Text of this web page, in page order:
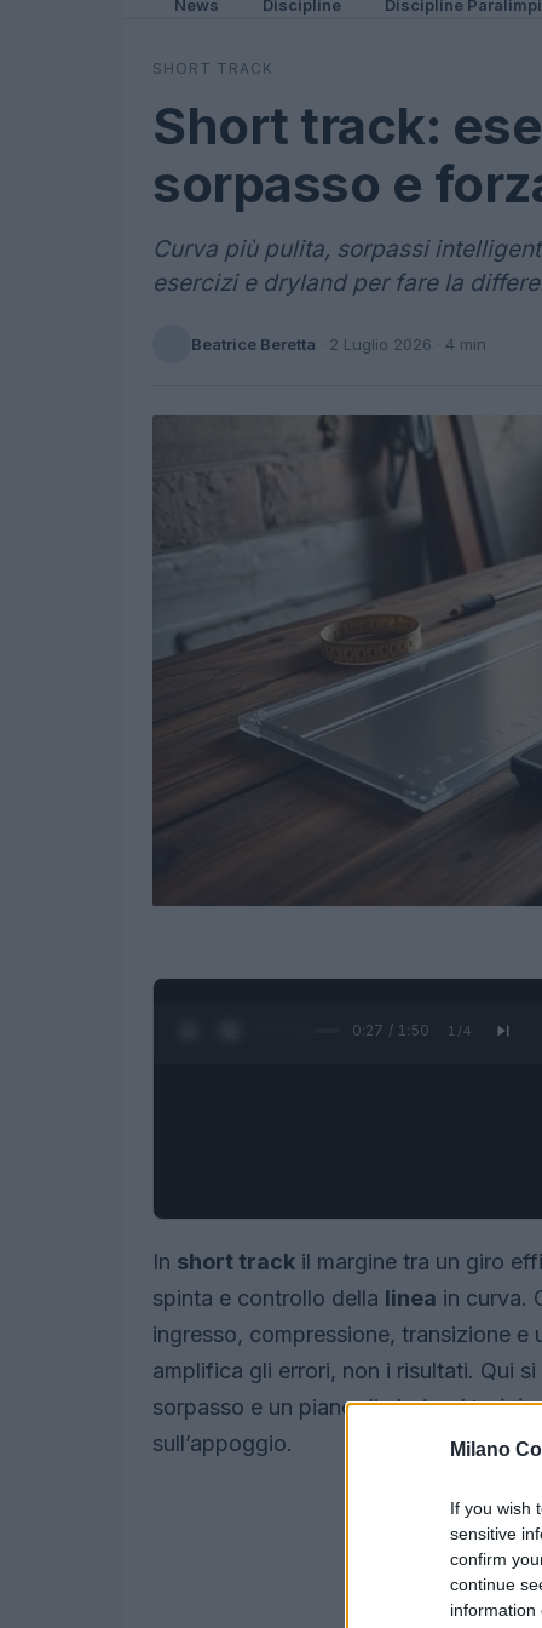
Milano
If you wish
sensitive
confirm
continue
information
News Discipline Discipline
SHORT TRACK
Short track:
sorpasso e
Curva più pulita, sorpassi
esercizi e dryland per fare la
Beatrice Beretta · 2 Luglio 2026 · 4 min
0:28 / 1:50 1 /4
In short track il margine tra un giro
spinta e controllo della linea in curva.
ingresso, compressione, transizione
amplifica gli errori, non i risultati. Qui
sorpasso e un piano didryland
sull’appoggio.